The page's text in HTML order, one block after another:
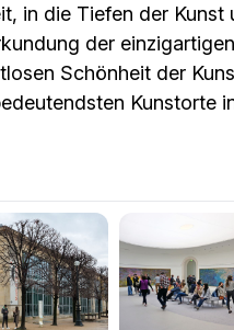
in die Tiefen der Kunst
der
Schönheit der
Kunstorte